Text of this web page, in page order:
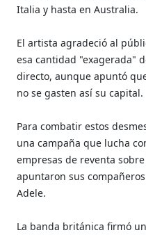
Italia y hasta en Australia.
El artista agradeció al
esa cantidad "exagerada"
directo, aunque apuntó
no se gasten así su capital.
Para combatir estos
una campaña que lucha
empresas de reventa
apuntaron sus
Adele.
La banda británica firmó